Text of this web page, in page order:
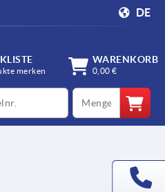
DE
merken
WARENKORB
0,00 €
qty